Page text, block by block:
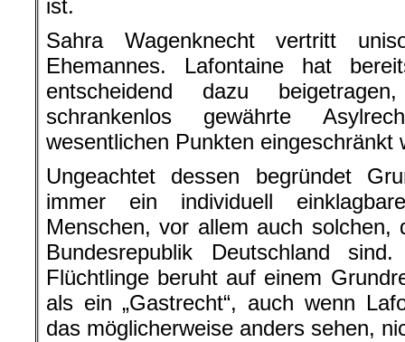
ist.
Sahra Wagenknecht vertritt
Ehemannes. Lafontaine hat
entscheidend dazu
schrankenlos gewährte
wesentlichen Punkten eingeschränkt
Ungeachtet dessen begründet
immer ein individuell
Menschen, vor allem auch solchen,
Bundesrepublik Deutschland
Flüchtlinge beruht auf einem
als ein „Gastrecht“, auch wenn
das möglicherweise anders sehen,